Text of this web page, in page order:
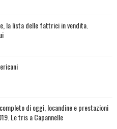
la lista delle fattrici in vendita.
di oggi, locandine e prestazioni
Le tris a Capannelle